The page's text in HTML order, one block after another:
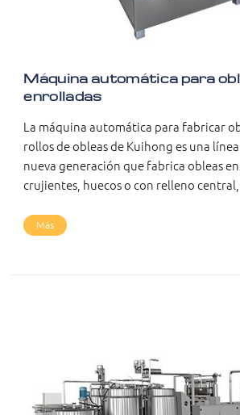
Máquina automática para
enrolladas
La máquina automática para fabricar
rollos de obleas de Kuihong es una
nueva generación que fabrica obleas
crujientes, huecos o con relleno
Más